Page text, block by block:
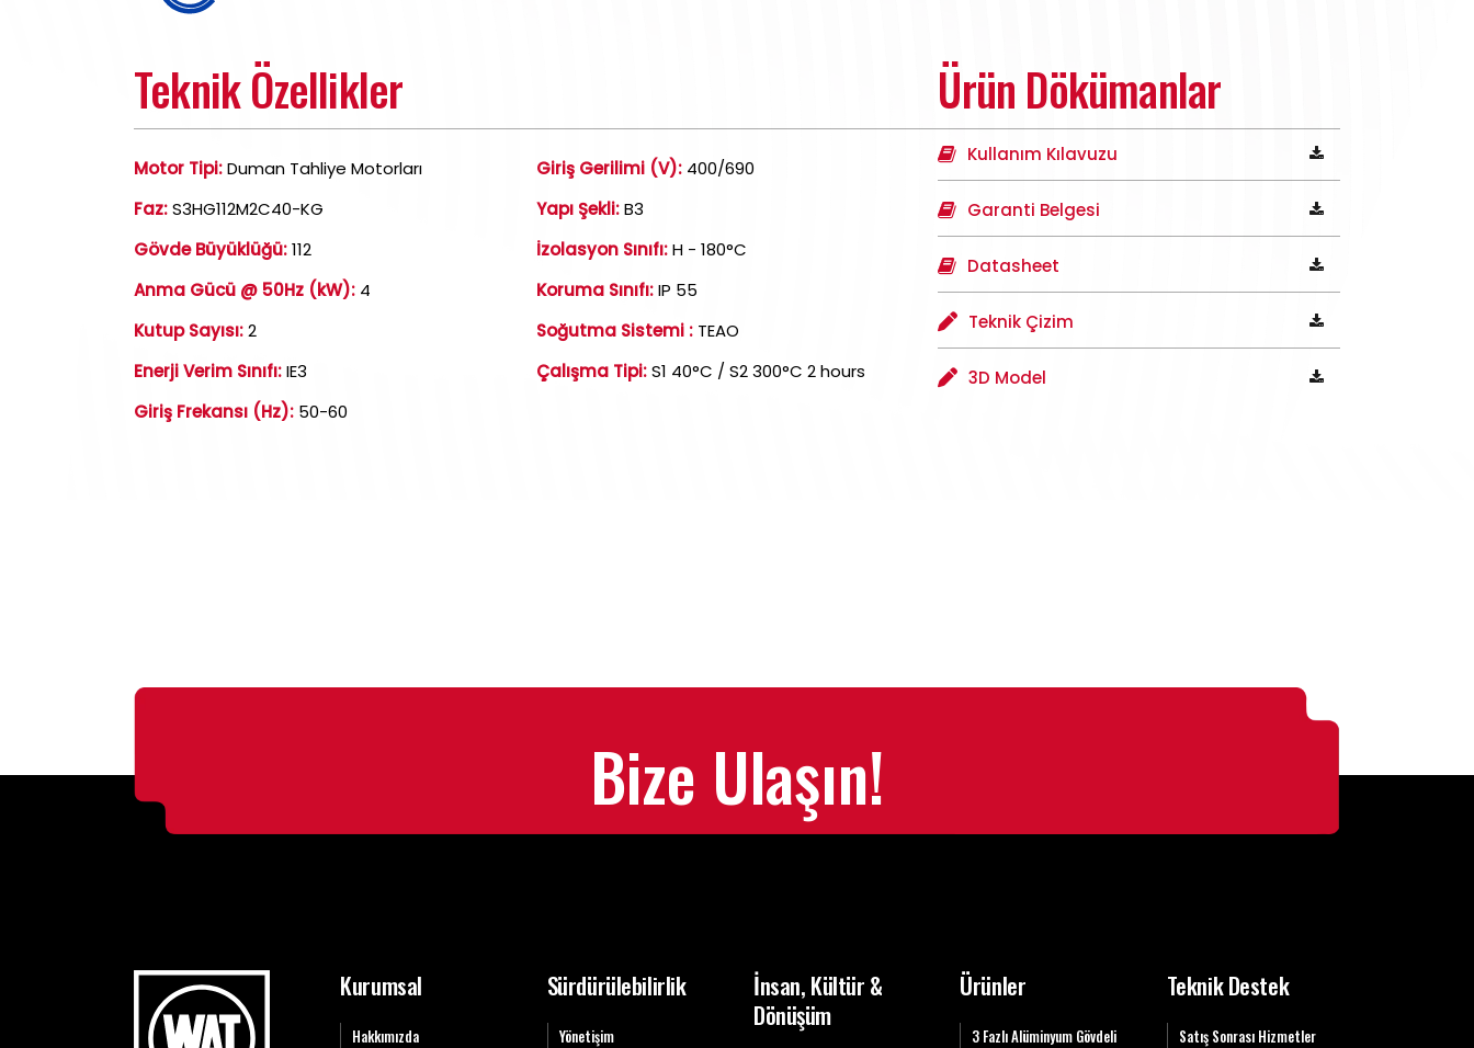
Teknik Özellikler
Motor Tipi:Duman Tahliye Motorları
Faz:S3HG112M2C40-KG
Gövde Büyüklüğü:112
Anma Gücü @ 50Hz (kW): 4
Kutup Sayısı:2
Enerji Verim Sınıfı:IE3
Giriş Frekansı (Hz): 50-60
Giriş Gerilimi (V):400/690
Yapı Şekli:B3
İzolasyon Sınıfı:H - 180°C
Koruma Sınıfı:IP 55
Soğutma Sistemi :TEAO
Çalışma Tipi:S1 40°C / S2 300°C 2 hours
Ürün Dökümanlar
Kullanım Kılavuzu
Garanti Belgesi
Datasheet
Teknik Çizim
3D Model
Bize Ulaşın!
Kurumsal
Hakkımızda
Sürdürülebilirlik
Yönetişim
İnsan, Kültür &
Dönüşüm
Ürünler
3 Fazlı Alüminyum Gövdeli
Teknik Destek
Satış Sonrası Hizmetler